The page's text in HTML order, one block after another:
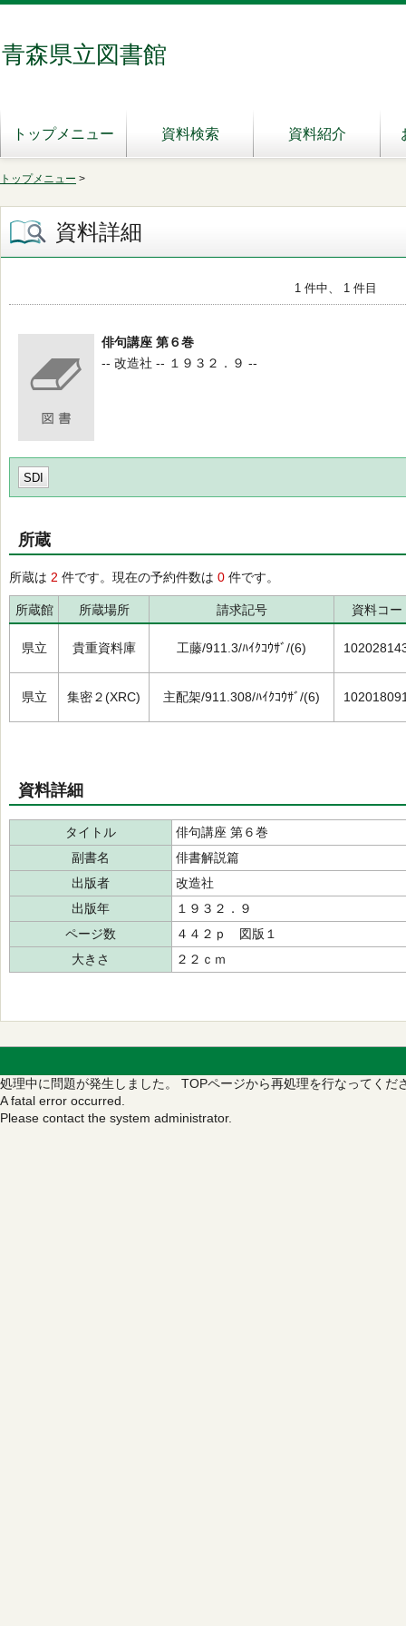
青森県立図書館
トップメニュー 資料検索 資料紹介
トップメニュー >
資料詳細
1 件中、 1 件目
俳句講座 第６巻
-- 改造社 -- １９３２．９ --
SDI
所蔵
所蔵は 2 件です。現在の予約件数は 0 件です。
所蔵館 所蔵場所 請求記号 資料コー
県立 貴重資料庫 工藤/911.3/ﾊｲｸｺｳｻﾞ/(6)
県立 集密２(XRC) 主配架/911.308/ﾊｲｸｺｳｻﾞ/(6)
資料詳細
タイトル
俳句講座 第６巻
副書名
俳書解説篇
出版者
改造社
出版年
１９３２．９
ページ数
４４２ｐ 図版１
大きさ
２２ｃｍ
処理中に問題が発生しました。 TOPページから再処理を行なってくだ
A fatal error occurred.
Please contact the system administrator.